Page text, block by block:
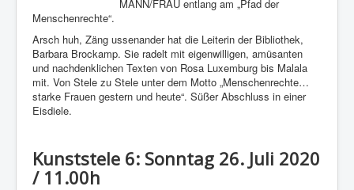
MANN/FRAU entlang am „Pfad der
Menschenrechte“.
Arsch huh, Zäng ussenander hat die Leiterin der Bibliothek,
Barbara Brockamp. Sie radelt mit eigenwilligen, amüsanten
und nachdenklichen Texten von Rosa Luxemburg bis Malala
mit. Von Stele zu Stele unter dem Motto „Menschenrechte…
starke Frauen gestern und heute“. Süßer Abschluss in einer
Eisdiele.
Kunststele 6: Sonntag 26. Juli 2020
/ 11.00h